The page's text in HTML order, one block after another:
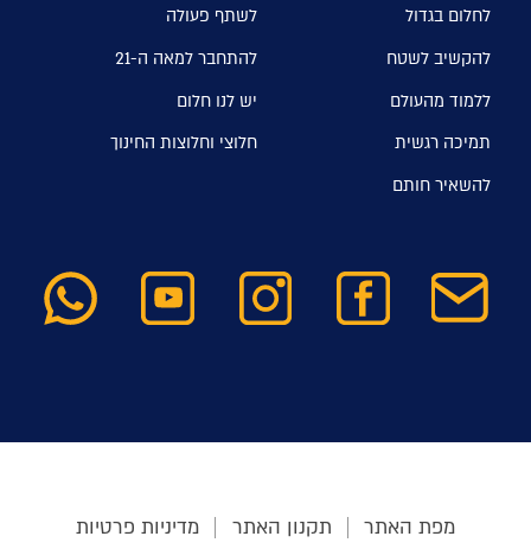
לחלום בגדול
לשתף פעולה
להקשיב לשטח
להתחבר למאה ה-21
ללמוד מהעולם
יש לנו חלום
תמיכה רגשית
חלוצי וחלוצות החינוך
להשאיר חותם
מפת האתר תקנון האתר מדיניות פרטיות